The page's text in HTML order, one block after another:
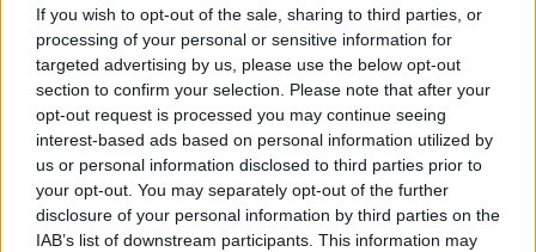
If you wish to opt-out of the sale, sharing to third parties, or
processing of your personal or sensitive information for
targeted advertising by us, please use the below opt-out
section to confirm your selection. Please note that after your
opt-out request is processed you may continue seeing
interest-based ads based on personal information utilized by
us or personal information disclosed to third parties prior to
your opt-out. You may separately opt-out of the further
disclosure of your personal information by third parties on the
IAB’s list of downstream participants. This information may
adjon esélyt!